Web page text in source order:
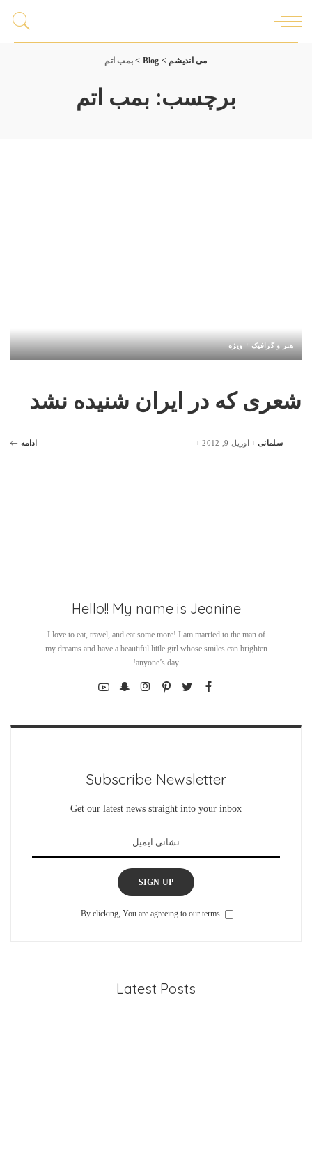
می اندیشم >
Blog
> بمب اتم
برچسب: بمب اتم
هنر و گرافیک ویژه
شعری که در ایران شنیده نشد
Postedسلمانی آوریل 9, 2012 ادامه
Hello!! My name is Jeanine
I love to eat, travel, and eat some more! I am married to the man of
my dreams and have a beautiful little girl whose smiles can brighten
anyone’s day!
Subscribe Newsletter
Get our latest news straight into your inbox
SIGN UP
By clicking, You are agreeing to our terms.
Latest Posts